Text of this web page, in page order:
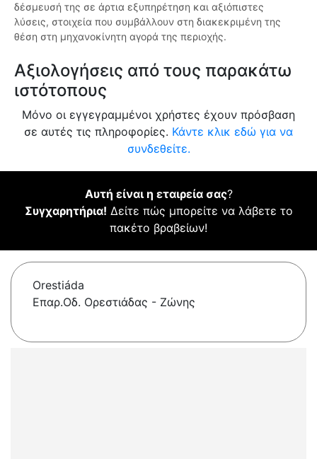
δέσμευσή της σε άρτια εξυπηρέτηση και αξιόπιστες
λύσεις, στοιχεία που συμβάλλουν στη διακεκριμένη της
θέση στη μηχανοκίνητη αγορά της περιοχής.
Αξιολογήσεις από τους παρακάτω
ιστότοπους
Μόνο οι εγγεγραμμένοι χρήστες έχουν πρόσβαση
σε αυτές τις πληροφορίες. Κάντε κλικ εδώ για να
συνδεθείτε.
Αυτή είναι η εταιρεία σας?
Συγχαρητήρια! Δείτε πώς μπορείτε να λάβετε το
πακέτο βραβείων!
Orestiáda
Επαρ.Οδ. Ορεστιάδας - Ζώνης